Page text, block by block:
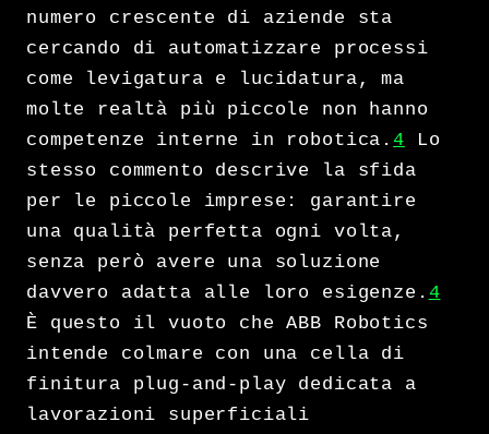
numero crescente di aziende sta
cercando di automatizzare processi
come levigatura e lucidatura, ma
molte realtà più piccole non hanno
competenze interne in robotica.4 Lo
stesso commento descrive la sfida
per le piccole imprese: garantire
una qualità perfetta ogni volta,
senza però avere una soluzione
davvero adatta alle loro esigenze. 4
È questo il vuoto che ABB Robotics
intende colmare con una cella di
finitura plug-and-play dedicata a
lavorazioni superficiali